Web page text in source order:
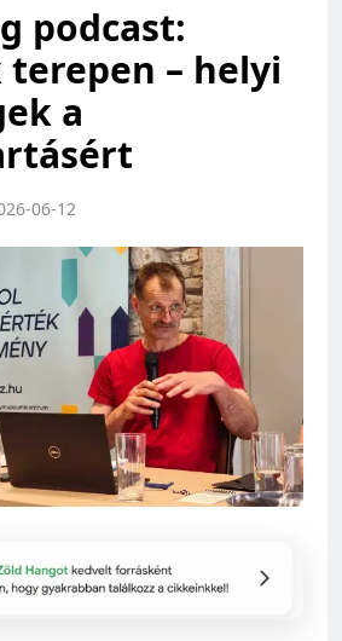
podcast:
terepen – helyi
a
06-12